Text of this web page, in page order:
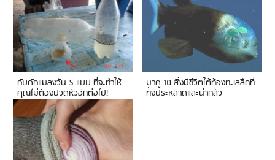
กับดักแมลงวัน 5 แบบ ที่จะทำให้
คุณไม่ต้องปวดหัวอีกต่อไป!
มาดู 10 สิ่งมีชีวิตใต้ท้องทะเลลึกที่
ทั้งประหลาดและน่ากลัว